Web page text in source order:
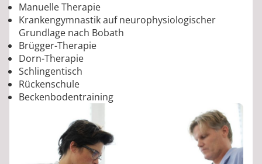
Manuelle Therapie
Krankengymnastik auf neurophysiologischer
Grundlage nach Bobath
Brügger-Therapie
Dorn-Therapie
Schlingentisch
Rückenschule
Beckenbodentraining